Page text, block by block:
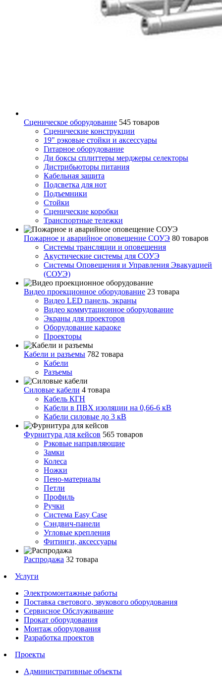
Сценическое оборудование 545 товаров
Сценические конструкции
19" рэковые стойки и аксесcуары
Гитарное оборудование
Ди боксы сплиттеры мерджеры селекторы
Дистрибьюторы питания
Кабельная защита
Подсветка для нот
Подъемники
Стойки
Сценические коробки
Транспортные тележки
Пожарное и аварийное оповещение СОУЭ 80 товаров
Cистемы трансляции и оповещения
Акустические системы для СОУЭ
Системы Оповещения и Управления Эвакуацией
(СОУЭ)
Видео проекционное оборудование 23 товара
Видео LED панель, экраны
Видео коммутационное оборудование
Экраны для проекторов
Оборудование караоке
Проекторы
Кабели и разъемы 782 товара
Кабели
Разъемы
Силовые кабели 4 товара
Кабель КГН
Кабели в ПВХ изоляции на 0,66-6 кВ
Кабели силовые до 3 кВ
Фурнитура для кейсов 565 товаров
Рэковые направляющие
Замки
Колеса
Ножки
Пено-материалы
Петли
Профиль
Ручки
Система Easy Case
Сэндвич-панели
Угловые крепления
Фитинги, аксессуары
Распродажа 32 товара
Услуги
Электромонтажные работы
Поставка светового, звукового оборудования
Сервисное Обслуживание
Прокат оборудования
Монтаж оборудования
Разработка проектов
Проекты
Административные объекты